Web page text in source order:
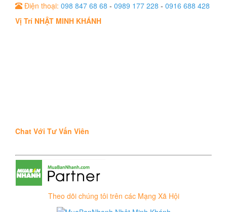
Điện thoại: 098 847 68 68 - 0989 177 228 - 0916 688 428
Vị Trí NHẬT MINH KHÁNH
Chat Với Tư Vấn Viên
Theo dõi chúng tôi trên các Mạng Xã Hội